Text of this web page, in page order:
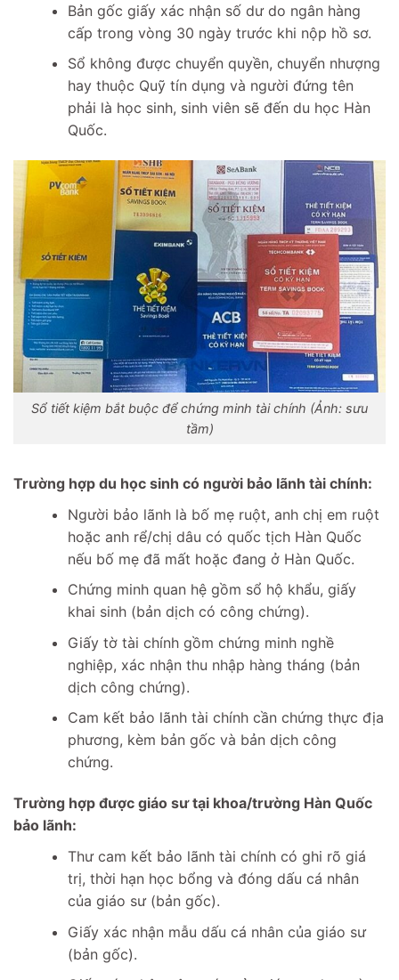
Bản gốc giấy xác nhận số dư do ngân hàng
cấp trong vòng 30 ngày trước khi nộp hồ sơ.
Sổ không được chuyển quyền, chuyển nhượng
hay thuộc Quỹ tín dụng và người đứng tên
phải là học sinh, sinh viên sẽ đến du học Hàn
Quốc.
Sổ tiết kiệm bắt buộc để chứng minh tài chính (Ảnh: sưu
tầm)
Trường hợp du học sinh có người bảo lãnh tài chính:
Người bảo lãnh là bố mẹ ruột, anh chị em ruột
hoặc anh rể/chị dâu có quốc tịch Hàn Quốc
nếu bố mẹ đã mất hoặc đang ở Hàn Quốc.
Chứng minh quan hệ gồm sổ hộ khẩu, giấy
khai sinh (bản dịch có công chứng).
Giấy tờ tài chính gồm chứng minh nghề
nghiệp, xác nhận thu nhập hàng tháng (bản
dịch công chứng).
Cam kết bảo lãnh tài chính cần chứng thực địa
phương, kèm bản gốc và bản dịch công
chứng.
Trường hợp được giáo sư tại khoa/trường Hàn Quốc
bảo lãnh:
Thư cam kết bảo lãnh tài chính có ghi rõ giá
trị, thời hạn học bổng và đóng dấu cá nhân
của giáo sư (bản gốc).
Giấy xác nhận mẫu dấu cá nhân của giáo sư
(bản gốc).